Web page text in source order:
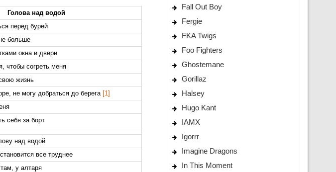
Голова над водой
перед бурей
больше
окна и двери
чтобы согреть меня
жизнь
не могу добраться до берега [1]
себя за борт
над водой
все труднее
у алтаря
Fall Out Boy
Fergie
FKA Twigs
Foo Fighters
Ghostemane
Gorillaz
Halsey
Hugo Kant
IAMX
Igorrr
Imagine Dragons
In This Moment